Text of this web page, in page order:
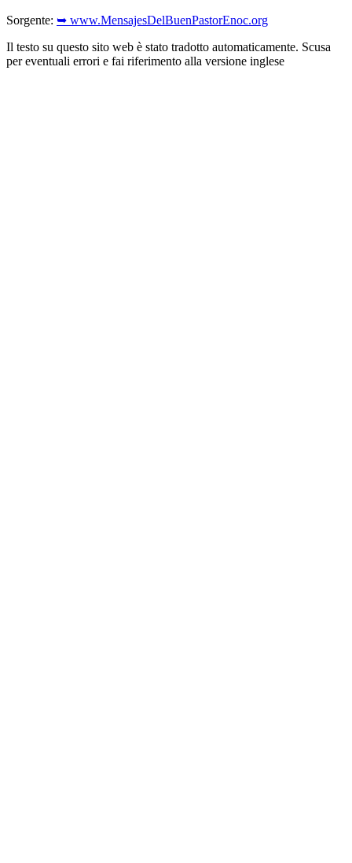
Sorgente: ➥ www.MensajesDelBuenPastorEnoc.org
Il testo su questo sito web è stato tradotto automaticamente. Scusa
per eventuali errori e fai riferimento alla versione inglese